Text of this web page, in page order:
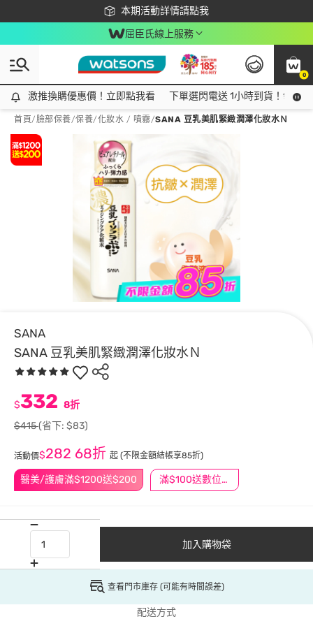
本期活動詳情請點我
下載app最高回饋$350
屈臣氏線上服務
0
激推換購優惠價！立即點我看
激推換購優惠價！立即點我看 下單選閃電送 1小時到貨！領神
首頁/臉部保養/保養/化妝水 / 噴霧/SANA 豆乳美肌緊緻潤澤化妝水Ｎ
SANA
SANA 豆乳美肌緊緻潤澤化妝水Ｎ
醫美/護膚滿$1200送$200 滿$100送數位印花
$332 8折
$415(省下: $83)
活動價$282 68折 起 (不限金額結帳享85折)
加入購物袋
查看門市庫存 (可能有時間誤差)
配送方式